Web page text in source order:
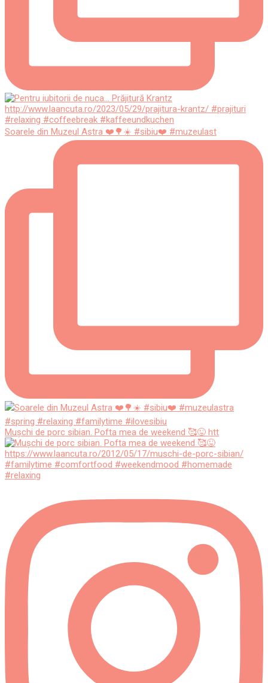
Soarele din Muzeul Astra ❤️🌳☀️ #sibiu❤️ #muzeulast
Mușchi de porc sibian. Pofta mea de weekend 🥰😜 htt